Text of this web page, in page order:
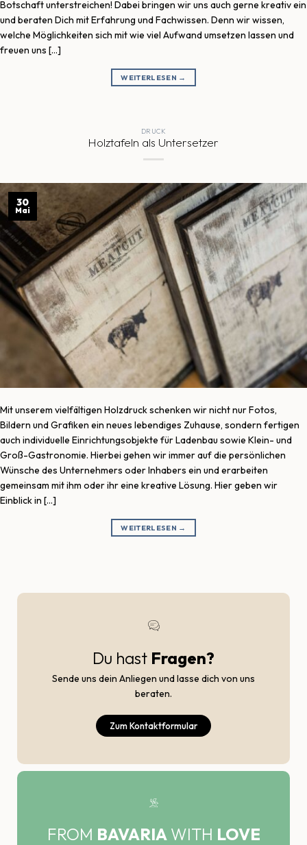
Botschaft unterstreichen! Dabei bringen wir uns auch gerne kreativ ein
und beraten Dich mit Erfahrung und Fachwissen. Denn wir wissen,
welche Möglichkeiten sich mit wie viel Aufwand umsetzen lassen und
freuen uns […]
WEITERLESEN →
DRUCK
Holztafeln als Untersetzer
30
Mai
Mit unserem vielfältigen Holzdruck schenken wir nicht nur Fotos,
Bildern und Grafiken ein neues lebendiges Zuhause, sondern fertigen
auch individuelle Einrichtungsobjekte für Ladenbau sowie Klein- und
Groß-Gastronomie. Hierbei gehen wir immer auf die persönlichen
Wünsche des Unternehmers oder Inhabers ein und erarbeiten
gemeinsam mit ihm oder ihr eine kreative Lösung. Hier geben wir
Einblick in […]
WEITERLESEN →
Du hast Fragen?
Sende uns dein Anliegen und lasse dich von uns
beraten.
Zum Kontaktformular
FROM BAVARIA WITH LOVE